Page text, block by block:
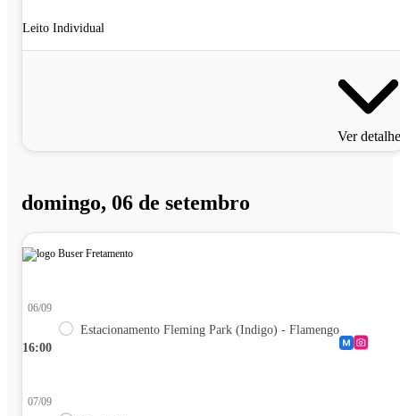
Leito Individual
Ver
domingo, 06 de setembro
16:00
06/09
Estacionamento Fleming Park (Indigo) - Flamengo
07/09